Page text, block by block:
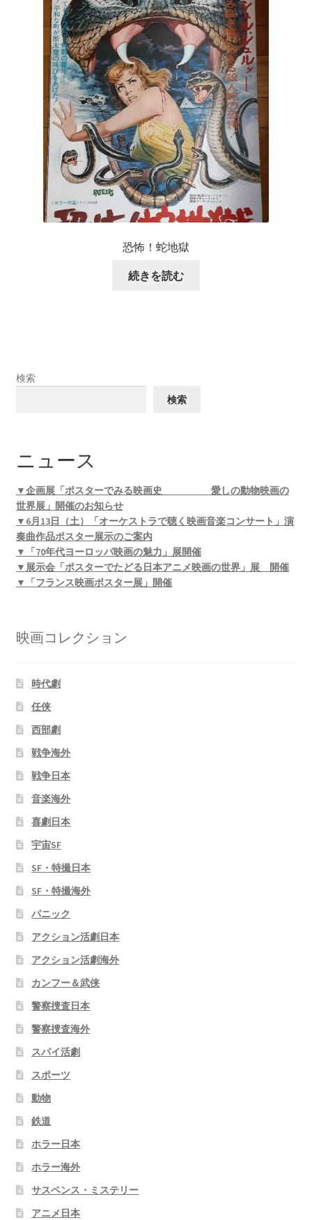
恐怖！蛇地獄
続きを読む
検索
検索
ニュース
▼企画展「ポスターでみる映画史 愛しの動物映画の
世界展」開催のお知らせ
▼6月13日（土）「オーケストラで聴く映画音楽コンサート」演
奏曲作品ポスター展示のご案内
▼「70年代ヨーロッパ映画の魅力」展開催
▼展示会「ポスターでたどる日本アニメ映画の世界」展 開催
▼「フランス映画ポスター展」開催
映画コレクション
時代劇
任侠
西部劇
戦争海外
戦争日本
音楽海外
喜劇日本
宇宙SF
SF・特撮日本
SF・特撮海外
パニック
アクション活劇日本
アクション活劇海外
カンフー＆武侠
警察捜査日本
警察捜査海外
スパイ活劇
スポーツ
動物
鉄道
ホラー日本
ホラー海外
サスペンス・ミステリー
アニメ日本